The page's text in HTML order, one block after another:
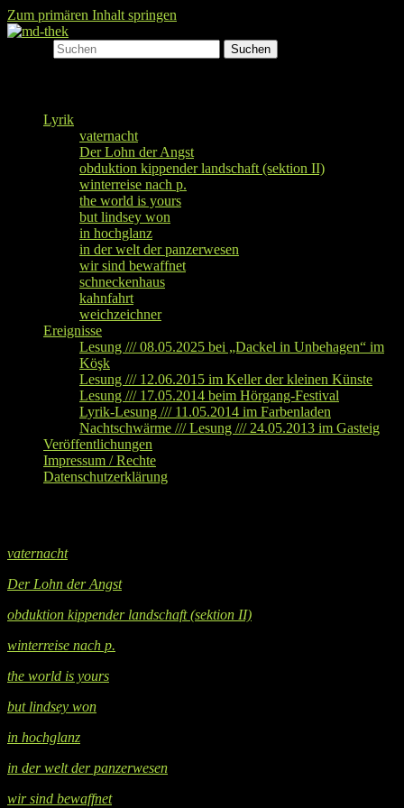
Zum primären Inhalt springen
md-thek
Lyrik
vaternacht
Der Lohn der Angst
obduktion kippender landschaft (sektion II)
winterreise nach p.
the world is yours
but lindsey won
in hochglanz
in der welt der panzerwesen
wir sind bewaffnet
schneckenhaus
kahnfahrt
weichzeichner
Ereignisse
Lesung /// 08.05.2025 bei „Dackel in Unbehagen“ im
Köşk
Lesung /// 12.06.2015 im Keller der kleinen Künste
Lesung /// 17.05.2014 beim Hörgang-Festival
Lyrik-Lesung /// 11.05.2014 im Farbenladen
Nachtschwärme /// Lesung /// 24.05.2013 im Gasteig
Veröffentlichungen
Impressum / Rechte
Datenschutzerklärung
vaternacht
Der Lohn der Angst
obduktion kippender landschaft (sektion II)
winterreise nach p.
the world is yours
but lindsey won
in hochglanz
in der welt der panzerwesen
wir sind bewaffnet